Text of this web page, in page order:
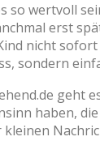
so wertvoll
erst
nicht
sondern
geht
haben,